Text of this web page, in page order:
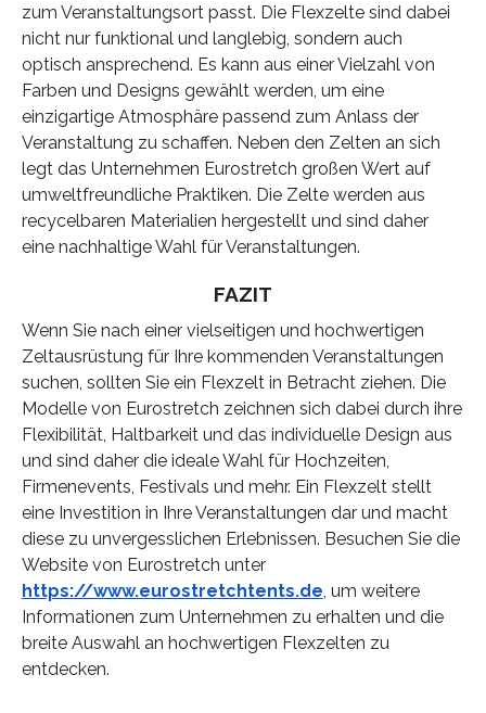
zum Veranstaltungsort passt. Die Flexzelte sind dabei
nicht nur funktional und langlebig, sondern auch
optisch ansprechend. Es kann aus einer Vielzahl von
Farben und Designs gewählt werden, um eine
einzigartige Atmosphäre passend zum Anlass der
Veranstaltung zu schaffen. Neben den Zelten an sich
legt das Unternehmen Eurostretch großen Wert auf
umweltfreundliche Praktiken. Die Zelte werden aus
recycelbaren Materialien hergestellt und sind daher
eine nachhaltige Wahl für Veranstaltungen.
FAZIT
Wenn Sie nach einer vielseitigen und hochwertigen
Zeltausrüstung für Ihre kommenden Veranstaltungen
suchen, sollten Sie ein Flexzelt in Betracht ziehen. Die
Modelle von Eurostretch zeichnen sich dabei durch ihre
Flexibilität, Haltbarkeit und das individuelle Design aus
und sind daher die ideale Wahl für Hochzeiten,
Firmenevents, Festivals und mehr. Ein Flexzelt stellt
eine Investition in Ihre Veranstaltungen dar und macht
diese zu unvergesslichen Erlebnissen. Besuchen Sie die
Website von Eurostretch unter
https://www.eurostretchtents.de, um weitere
Informationen zum Unternehmen zu erhalten und die
breite Auswahl an hochwertigen Flexzelten zu
entdecken.